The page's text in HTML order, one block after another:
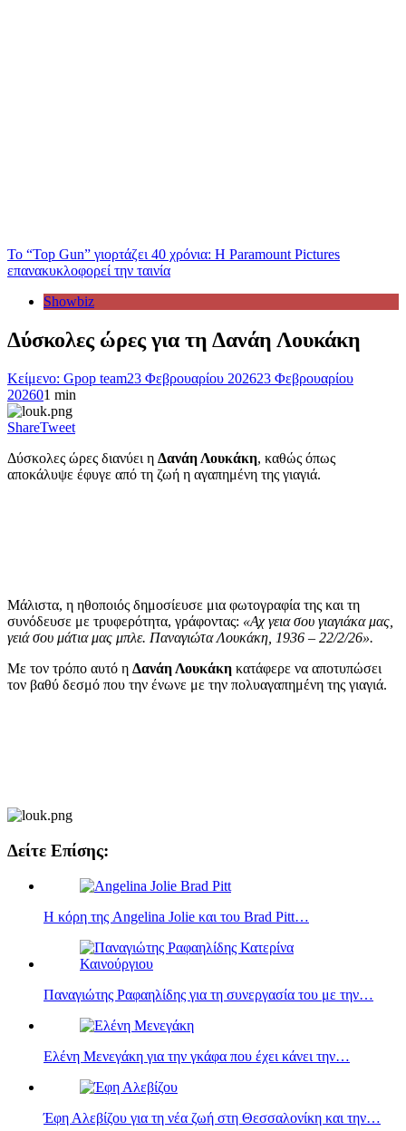
Το “Top Gun” γιορτάζει 40 χρόνια: Η Paramount Pictures
επανακυκλοφορεί την ταινία
Showbiz
Δύσκολες ώρες για τη Δανάη Λουκάκη
Κείμενο: Gpop team23 Φεβρουαρίου 202623 Φεβρουαρίου
202601 min
ShareTweet
Δύσκολες ώρες διανύει η Δανάη Λουκάκη, καθώς όπως
αποκάλυψε έφυγε από τη ζωή η αγαπημένη της γιαγιά.
Μάλιστα, η ηθοποιός δημοσίευσε μια φωτογραφία της και τη
συνόδευσε με τρυφερότητα, γράφοντας: «Αχ γεια σου γιαγιάκα μας,
γειά σου μάτια μας μπλε. Παναγιώτα Λουκάκη, 1936 – 22/2/26».
Με τον τρόπο αυτό η Δανάη Λουκάκη κατάφερε να αποτυπώσει
τον βαθύ δεσμό που την ένωνε με την πολυαγαπημένη της γιαγιά.
Δείτε Επίσης:
Η κόρη της Angelina Jolie και του Brad Pitt…
Παναγιώτης Ραφαηλίδης για τη συνεργασία του με την…
Ελένη Μενεγάκη για την γκάφα που έχει κάνει την…
Έφη Αλεβίζου για τη νέα ζωή στη Θεσσαλονίκη και την…